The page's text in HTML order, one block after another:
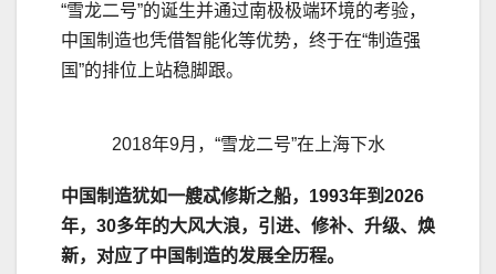
“雪龙二号”的诞生并通过南极极端环境的考验，
中国制造也凭借智能化等优势，终于在“制造强
国”的排位上站稳脚跟。
2018年9月，“雪龙二号”在上海下水
中国制造犹如一艘忒修斯之船，1993年到2026
年，30多年的大风大浪，引进、修补、升级、焕
新，对应了中国制造的发展全历程。